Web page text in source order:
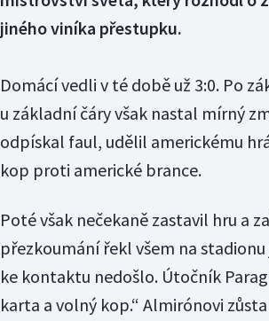
jiného viníka přestupku.
Domácí vedli v té době už 3:0. Po
u základní čáry však nastal mírný
odpískal faul, udělil americkému
kop proti americké brance.
Poté však nečekaně zastavil hru a
přezkoumání řekl všem na
ke kontaktu nedošlo. Útočník
karta a volný kop.“ Almirónovi